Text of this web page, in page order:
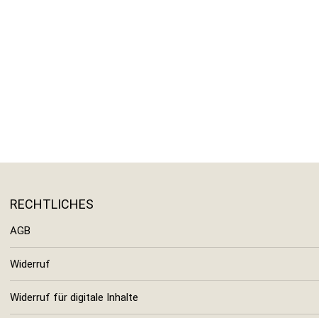
RECHTLICHES
AGB
Widerruf
Widerruf für digitale Inhalte